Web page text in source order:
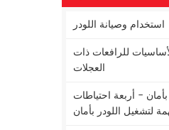
استخدام وصيانة اللودر
للرافعات ذات
العجلات
- أربعة احتياطات
لتشغيل اللودر بأمان